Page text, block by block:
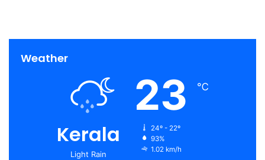
Weather
Kerala
Light Rain
23 ℃
24º - 22º
93%
1.02 km/h